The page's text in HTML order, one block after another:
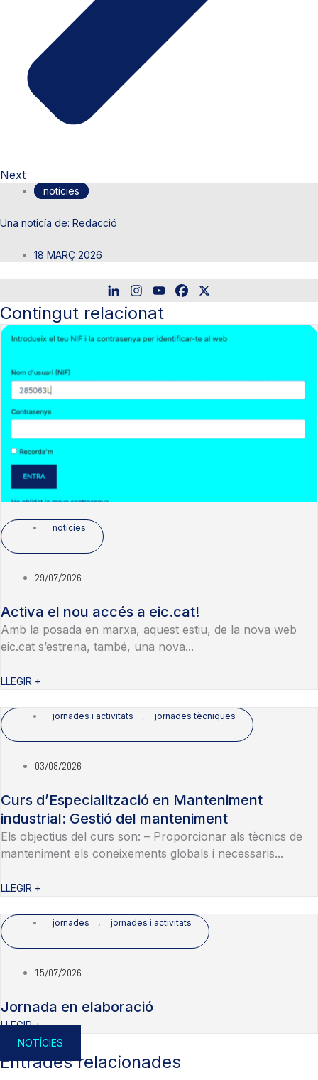
Next
notícies
Redacció
18 MARÇ 2026
Contingut relacionat
notícies
29/07/2026
Activa el nou accés a eic.cat!
Amb la posada en marxa, aquest estiu, de la nova web
eic.cat s’estrena, també, una nova...
LLEGIR +
jornades i activitats , jornades tècniques
03/08/2026
Curs d’Especialització en Manteniment
industrial: Gestió del manteniment
Els objectius del curs son: – Proporcionar als tècnics de
manteniment els coneixements globals i necessaris...
LLEGIR +
jornades , jornades i activitats
15/07/2026
Jornada en elaboració
LLEGIR +
NOTÍCIES
Entrades relacionades